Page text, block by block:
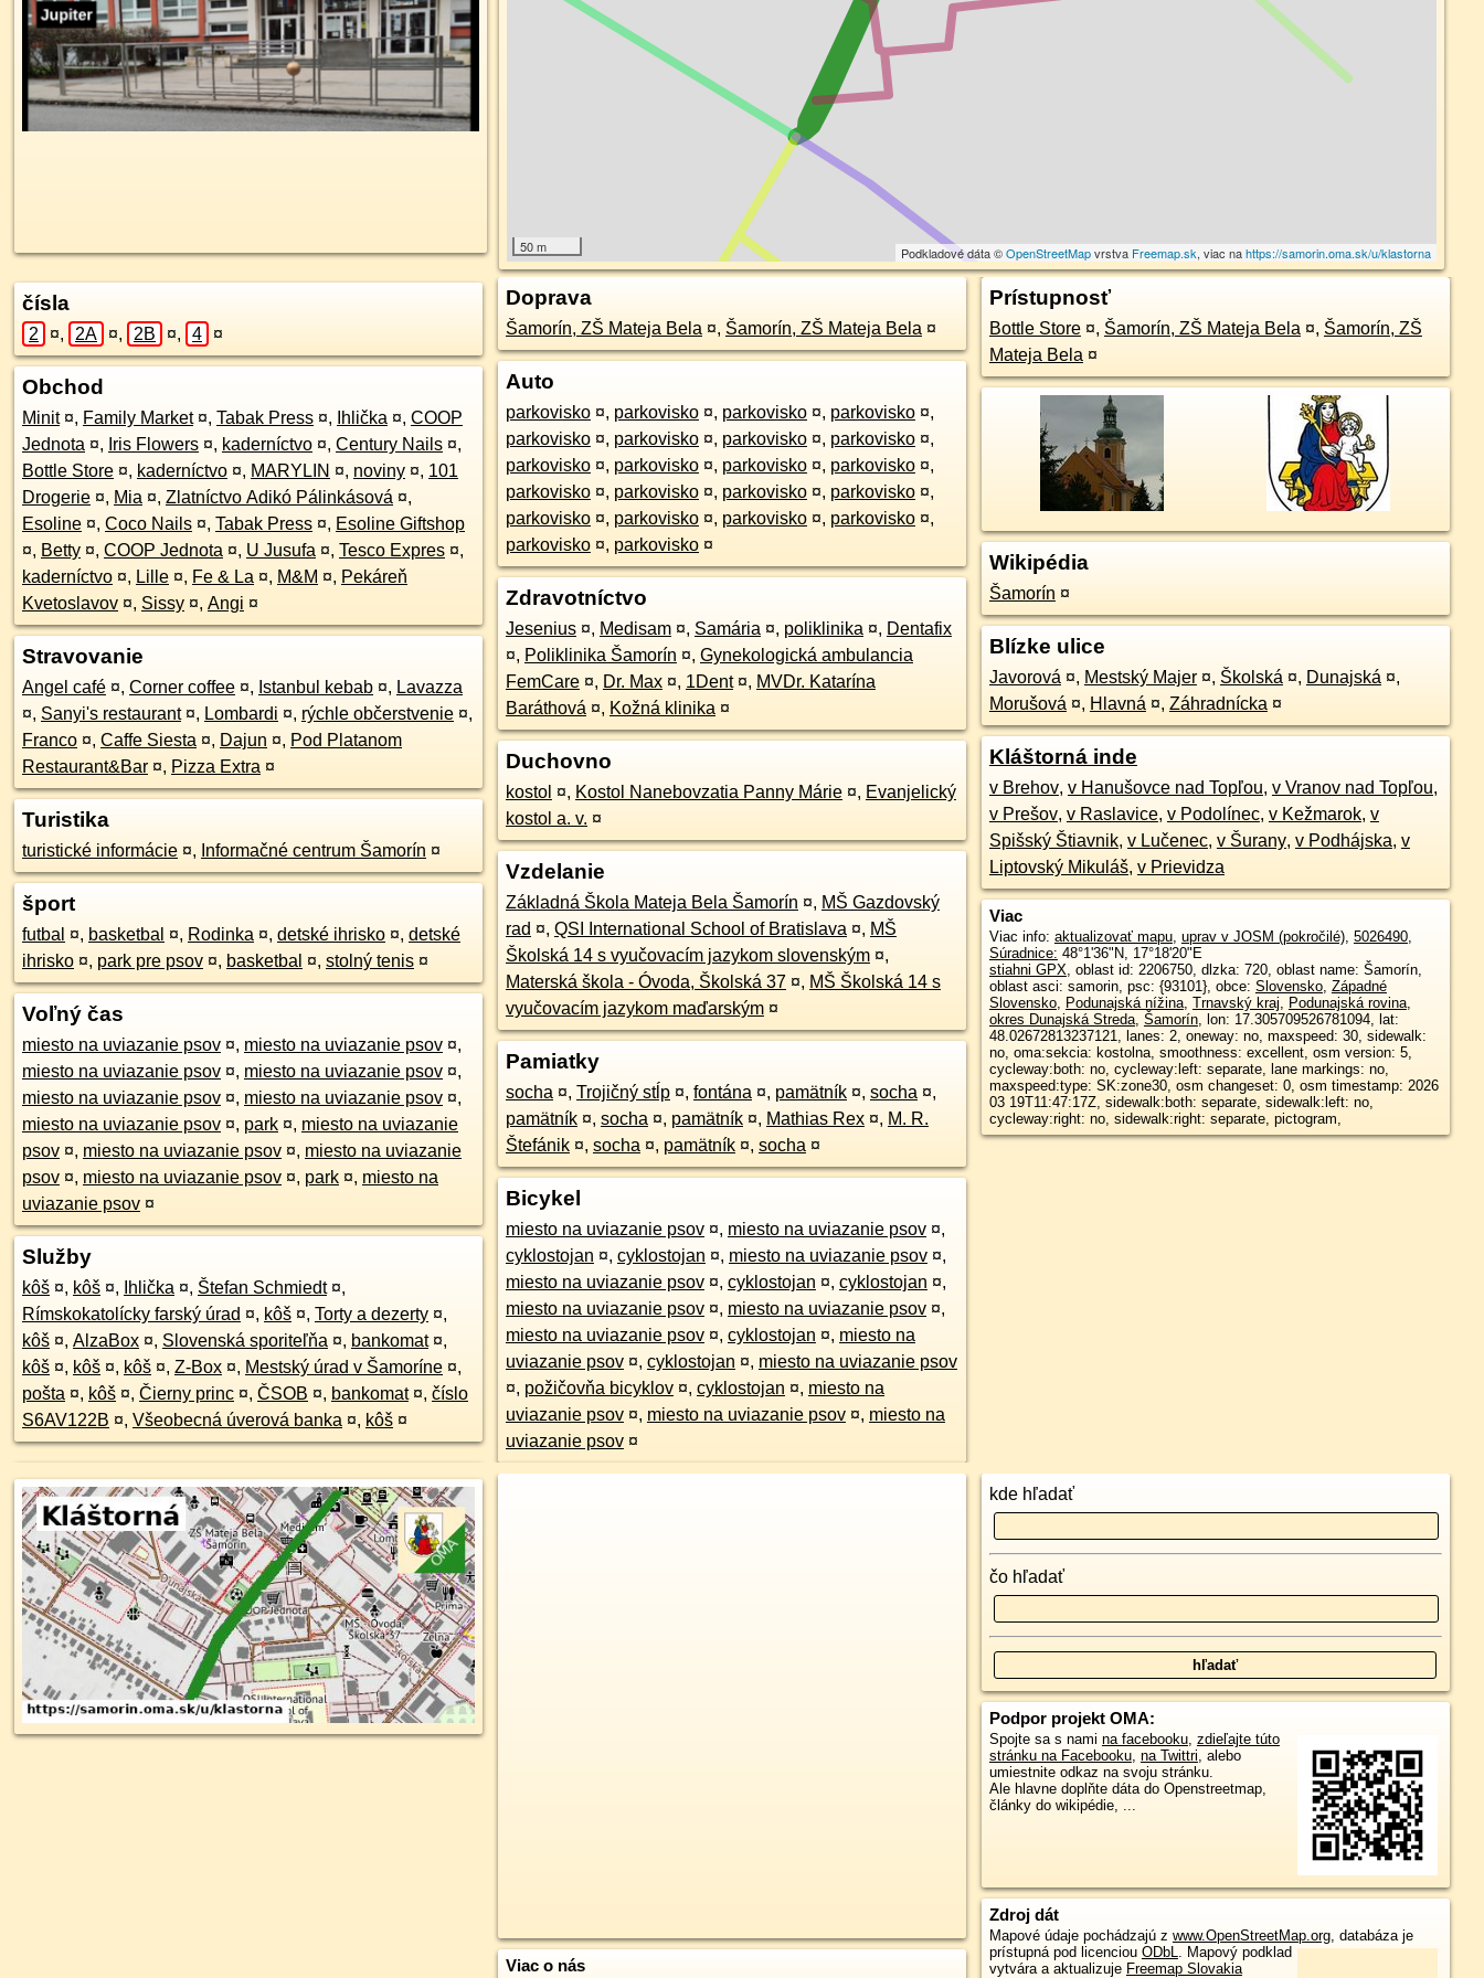
50 m Podkladové dáta ©OpenStreetMapvrstva Freemap.sk, viac nahttps://samorin.oma.sk/u/klastorna
čísla
2 ¤, 2A ¤, 2B ¤, 4 ¤
Obchod
Minit ¤, Family Market ¤, Tabak Press ¤, Ihlička ¤, COOP
Jednota ¤, Iris Flowers ¤, kaderníctvo ¤, Century Nails ¤,
Bottle Store ¤, kaderníctvo ¤, MARYLIN ¤, noviny ¤, 101
Drogerie ¤, Mia ¤, Zlatníctvo Adikó Pálinkásová ¤,
Esoline ¤, Coco Nails ¤, Tabak Press ¤, Esoline Giftshop
¤, Betty ¤, COOP Jednota ¤, U Jusufa ¤, Tesco Expres ¤,
kaderníctvo ¤, Lille ¤, Fe & La ¤, M&M ¤, Pekáreň
Kvetoslavov ¤, Sissy ¤, Angi ¤
Stravovanie
Angel café ¤, Corner coffee ¤, Istanbul kebab ¤, Lavazza
¤, Sanyi's restaurant ¤, Lombardi ¤, rýchle občerstvenie ¤,
Franco ¤, Caffe Siesta ¤, Dajun ¤, Pod Platanom
Restaurant&Bar ¤, Pizza Extra ¤
Turistika
turistické informácie ¤, Informačné centrum Šamorín ¤
šport
futbal ¤, basketbal ¤, Rodinka ¤, detské ihrisko ¤, detské
ihrisko ¤, park pre psov ¤, basketbal ¤, stolný tenis ¤
Voľný čas
miesto na uviazanie psov ¤, miesto na uviazanie psov ¤,
miesto na uviazanie psov ¤, miesto na uviazanie psov ¤,
miesto na uviazanie psov ¤, miesto na uviazanie psov ¤,
miesto na uviazanie psov ¤, park ¤, miesto na uviazanie
psov ¤, miesto na uviazanie psov ¤, miesto na uviazanie
psov ¤, miesto na uviazanie psov ¤, park ¤, miesto na
uviazanie psov ¤
Služby
kôš ¤, kôš ¤, Ihlička ¤, Štefan Schmiedt ¤,
Rímskokatolícky farský úrad ¤, kôš ¤, Torty a dezerty ¤,
kôš ¤, AlzaBox ¤, Slovenská sporiteľňa ¤, bankomat ¤,
kôš ¤, kôš ¤, kôš ¤, Z-Box ¤, Mestský úrad v Šamoríne ¤,
pošta ¤, kôš ¤, Čierny princ ¤, ČSOB ¤, bankomat ¤, číslo
S6AV122B ¤, Všeobecná úverová banka ¤, kôš ¤
Doprava
Šamorín, ZŠ Mateja Bela ¤, Šamorín, ZŠ Mateja Bela ¤
Auto
parkovisko ¤, parkovisko ¤, parkovisko ¤, parkovisko ¤,
parkovisko ¤, parkovisko ¤, parkovisko ¤, parkovisko ¤,
parkovisko ¤, parkovisko ¤, parkovisko ¤, parkovisko ¤,
parkovisko ¤, parkovisko ¤, parkovisko ¤, parkovisko ¤,
parkovisko ¤, parkovisko ¤, parkovisko ¤, parkovisko ¤,
parkovisko ¤, parkovisko ¤
Zdravotníctvo
Jesenius ¤, Medisam ¤, Samária ¤, poliklinika ¤, Dentafix
¤, Poliklinika Šamorín ¤, Gynekologická ambulancia
FemCare ¤, Dr. Max ¤, 1Dent ¤, MVDr. Katarína
Baráthová ¤, Kožná klinika ¤
Duchovno
kostol ¤, Kostol Nanebovzatia Panny Márie ¤, Evanjelický
kostol a. v. ¤
Vzdelanie
Základná Škola Mateja Bela Šamorín ¤, MŠ Gazdovský
rad ¤, QSI International School of Bratislava ¤, MŠ
Školská 14 s vyučovacím jazykom slovenským ¤,
Materská škola - Óvoda, Školská 37 ¤, MŠ Školská 14 s
vyučovacím jazykom maďarským ¤
Pamiatky
socha ¤, Trojičný stĺp ¤, fontána ¤, pamätník ¤, socha ¤,
pamätník ¤, socha ¤, pamätník ¤, Mathias Rex ¤, M. R.
Štefánik ¤, socha ¤, pamätník ¤, socha ¤
Bicykel
miesto na uviazanie psov ¤, miesto na uviazanie psov ¤,
cyklostojan ¤, cyklostojan ¤, miesto na uviazanie psov ¤,
miesto na uviazanie psov ¤, cyklostojan ¤, cyklostojan ¤,
miesto na uviazanie psov ¤, miesto na uviazanie psov ¤,
miesto na uviazanie psov ¤, cyklostojan ¤, miesto na
uviazanie psov ¤, cyklostojan ¤, miesto na uviazanie psov
¤, požičovňa bicyklov ¤, cyklostojan ¤, miesto na
uviazanie psov ¤, miesto na uviazanie psov ¤, miesto na
uviazanie psov ¤
Prístupnosť
Bottle Store ¤, Šamorín, ZŠ Mateja Bela ¤, Šamorín, ZŠ
Mateja Bela ¤
Wikipédia
Šamorín ¤
Blízke ulice
Javorová ¤, Mestský Majer ¤, Školská ¤, Dunajská ¤,
Morušová ¤, Hlavná ¤, Záhradnícka ¤
Kláštorná inde
v Brehov, v Hanušovce nad Topľou, v Vranov nad Topľou,
v Prešov, v Raslavice, v Podolínec, v Kežmarok, v
Spišský Štiavnik, v Lučenec, v Šurany, v Podhájska, v
Liptovský Mikuláš, v Prievidza
Viac
Viac info: aktualizovať mapu, uprav v JOSM (pokročilé), 5026490,
Súradnice: 48°1'36"N, 17°18'20"E
stiahni GPX, oblast id: 2206750, dlzka: 720, oblast name: Šamorín,
oblast asci: samorin, psc: {93101}, obce: Slovensko, Západné
Slovensko, Podunajská nížina, Trnavský kraj, Podunajská rovina,
okres Dunajská Streda, Šamorín, lon: 17.305709526781094, lat:
48.02672813237121, lanes: 2, oneway: no, maxspeed: 30, sidewalk:
no, oma:sekcia: kostolna, smoothness: excellent, osm version: 5,
cycleway:both: no, cycleway:left: separate, lane markings: no,
maxspeed:type: SK:zone30, osm changeset: 0, osm timestamp: 2026
03 19T11:47:17Z, sidewalk:both: separate, sidewalk:left: no,
cycleway:right: no, sidewalk:right: separate, pictogram,
Viac o nás
kde hľadať
čo hľadať
Podpor projekt OMA:
Spojte sa s nami na facebooku, zdieľajte túto
stránku na Facebooku, na Twittri, alebo
umiestnite odkaz na svoju stránku.
Ale hlavne doplňte dáta do Openstreetmap,
články do wikipédie, ...
Zdroj dát
Mapové údaje pochádzajú z www.OpenStreetMap.org, databáza je
prístupná pod licenciou ODbL. Mapový podklad
vytvára a aktualizuje Freemap Slovakia